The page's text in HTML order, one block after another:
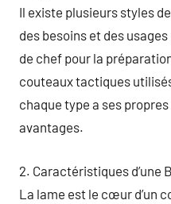
Il existe plusieurs styles
des besoins et des
de chef pour la
couteaux tactiques
chaque type a ses
avantages.
2. Caractéristiques d’une
La lame est le cœur d’un